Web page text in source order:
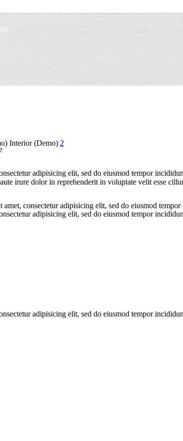
Interior (Demo) 2
adipisicing elit, sed do eiusmod tempor
irure dolor in reprehenderit in voluptate velit esse
consectetur adipisicing elit, sed do eiusmod
adipisicing elit, sed do eiusmod tempor
adipisicing elit, sed do eiusmod tempor